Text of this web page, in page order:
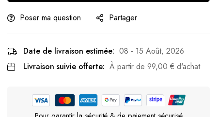
Poser ma question Partager
Date de livraison estimée: 08 - 15 Août, 2026
Livraison suivie offerte: À partir de 99,00 € d'achat